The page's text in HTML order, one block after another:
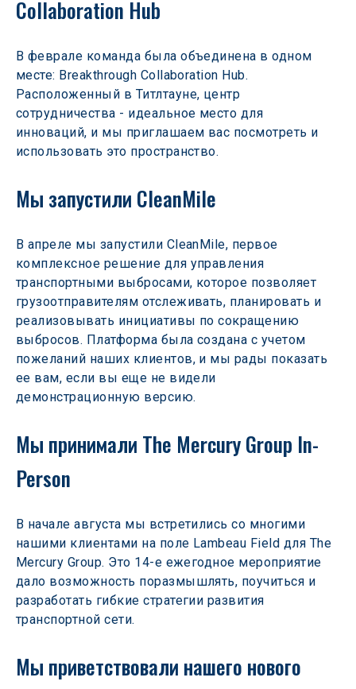
Collaboration Hub
В феврале команда была объединена в одном
месте: Breakthrough Collaboration Hub.
Расположенный в Титлтауне, центр
сотрудничества - идеальное место для
инноваций, и мы приглашаем вас посмотреть и
использовать это пространство.
Мы запустили CleanMile
В апреле мы запустили CleanMile, первое
комплексное решение для управления
транспортными выбросами, которое позволяет
грузоотправителям отслеживать, планировать и
реализовывать инициативы по сокращению
выбросов. Платформа была создана с учетом
пожеланий наших клиентов, и мы рады показать
ее вам, если вы еще не видели
демонстрационную версию.
Мы принимали The Mercury Group In-
Person
В начале августа мы встретились со многими
нашими клиентами на поле Lambeau Field для The
Mercury Group. Это 14-е ежегодное мероприятие
дало возможность поразмышлять, поучиться и
разработать гибкие стратегии развития
транспортной сети.
Мы приветствовали нашего нового